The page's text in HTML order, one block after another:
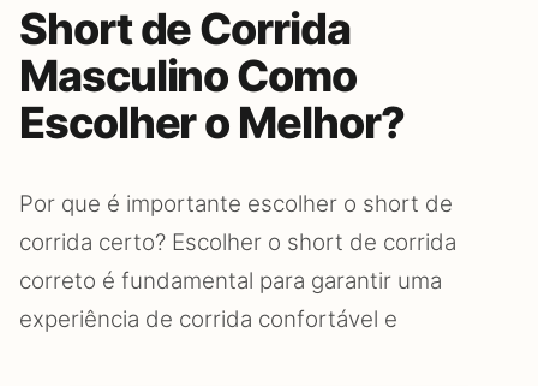
Short de Corrida
Masculino Como
Escolher o Melhor?
Por que é importante escolher o short de
corrida certo? Escolher o short de corrida
correto é fundamental para garantir uma
experiência de corrida confortável e